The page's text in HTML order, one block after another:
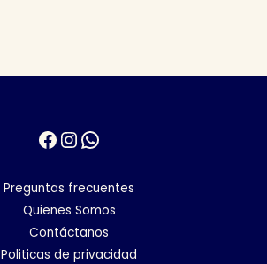
Facebook
Instagram
WhatsApp
Preguntas frecuentes
Quienes Somos
Contáctanos
Politicas de privacidad